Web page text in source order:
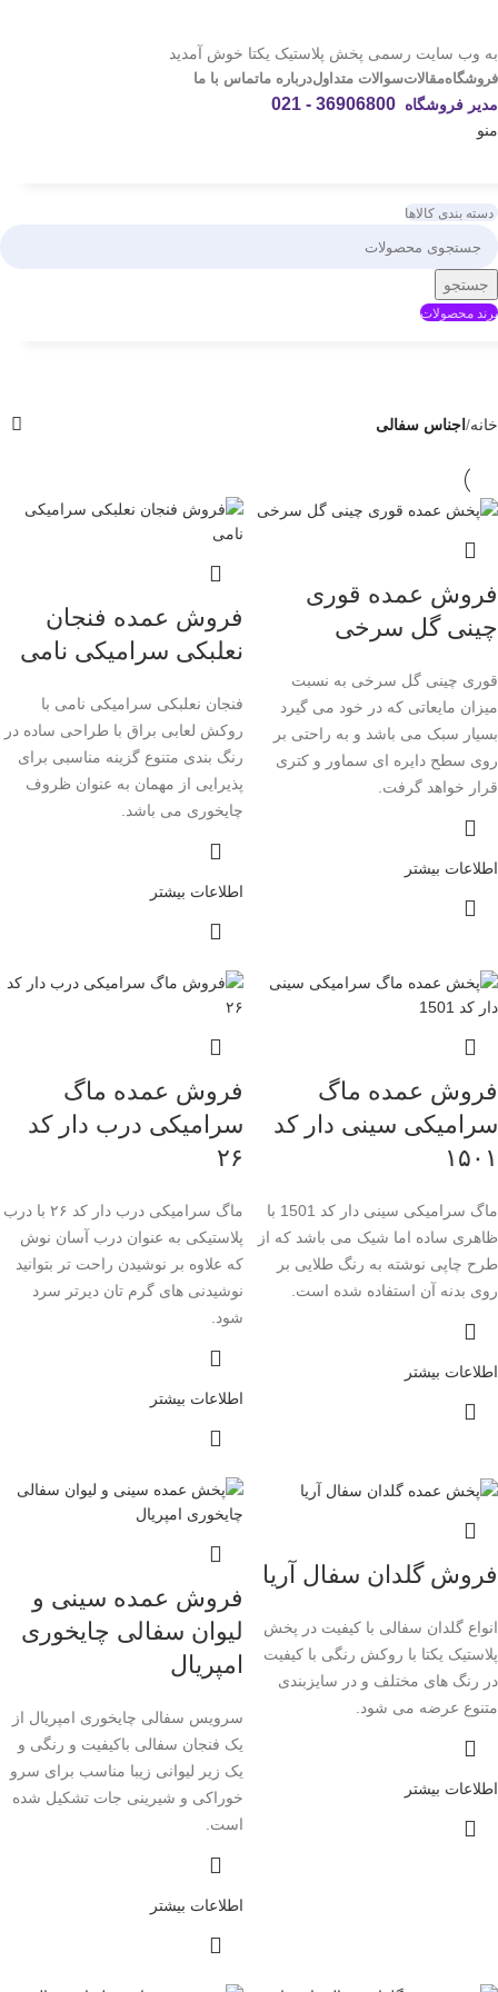
به وب سایت رسمی پخش پلاستیک یکتا خوش آمدید
فروشگاهمقالاتسوالات متداولدرباره ماتماس با ما
مدیر فروشگاه 36906800 - 021
منو
دسته بندی کالاها
جستجو
برند محصولات
خانه اجناس سفالی
فروش عمده قوری
چینی گل سرخی
قوری چینی گل سرخی به نسبت
میزان مایعاتی که در خود می گیرد
بسیار سبک می باشد و به راحتی بر
روی سطح دایره‌ ای سماور و کتری
قرار خواهد گرفت.
اطلاعات بیشتر
فروش عمده فنجان
نعلبکی سرامیکی نامی
فنجان نعلبکی سرامیکی نامی با
روکش لعابی براق با طراحی ساده در
رنگ بندی متنوع گزینه مناسبی برای
پذیرایی از مهمان به عنوان ظروف
چایخوری می باشد.
اطلاعات بیشتر
فروش عمده ماگ
سرامیکی سینی دار کد
۱۵۰۱
ماگ سرامیکی سینی دار کد 1501 با
ظاهری ساده اما شیک می باشد که از
طرح چاپی نوشته به رنگ طلایی بر
روی بدنه آن استفاده شده است.
اطلاعات بیشتر
فروش عمده ماگ
سرامیکی درب دار کد
۲۶
ماگ سرامیکی درب دار کد ۲۶ با درب
پلاستیکی به عنوان درب آسان نوش
که علاوه بر نوشیدن راحت تر بتوانید
نوشیدنی های گرم تان دیرتر سرد
شود.
اطلاعات بیشتر
فروش گلدان سفال آریا
انواع گلدان سفالی با کیفیت در پخش
پلاستیک یکتا با روکش رنگی با کیفیت
در رنگ های مختلف و در سایزبندی
متنوع عرضه می شود.
اطلاعات بیشتر
فروش عمده سینی و
لیوان سفالی چایخوری
امپریال
سرویس سفالی چایخوری امپریال از
یک فنجان سفالی باکیفیت و رنگی و
یک زیر لیوانی زیبا مناسب برای سرو
خوراکی و شیرینی جات تشکیل شده
است.
اطلاعات بیشتر